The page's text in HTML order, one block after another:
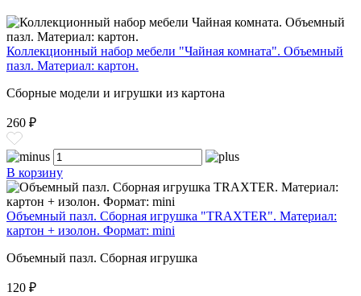
Коллекционный набор мебели "Чайная комната". Объемный
пазл. Материал: картон.
Сборные модели и игрушки из картона
260 ₽
В корзину
Объемный пазл. Сборная игрушка "TRAXTER". Материал:
картон + изолон. Формат: mini
Объемный пазл. Сборная игрушка
120 ₽